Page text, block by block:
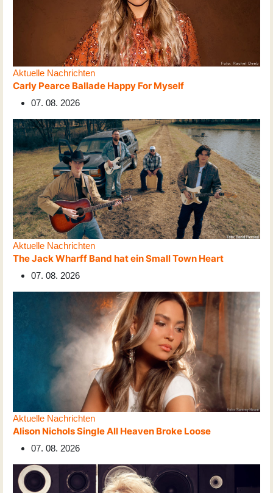
Aktuelle Nachrichten
Carly Pearce Ballade Happy For Myself
07. 08. 2026
Aktuelle Nachrichten
The Jack Wharff Band hat ein Small Town Heart
07. 08. 2026
Aktuelle Nachrichten
Alison Nichols Single All Heaven Broke Loose
07. 08. 2026